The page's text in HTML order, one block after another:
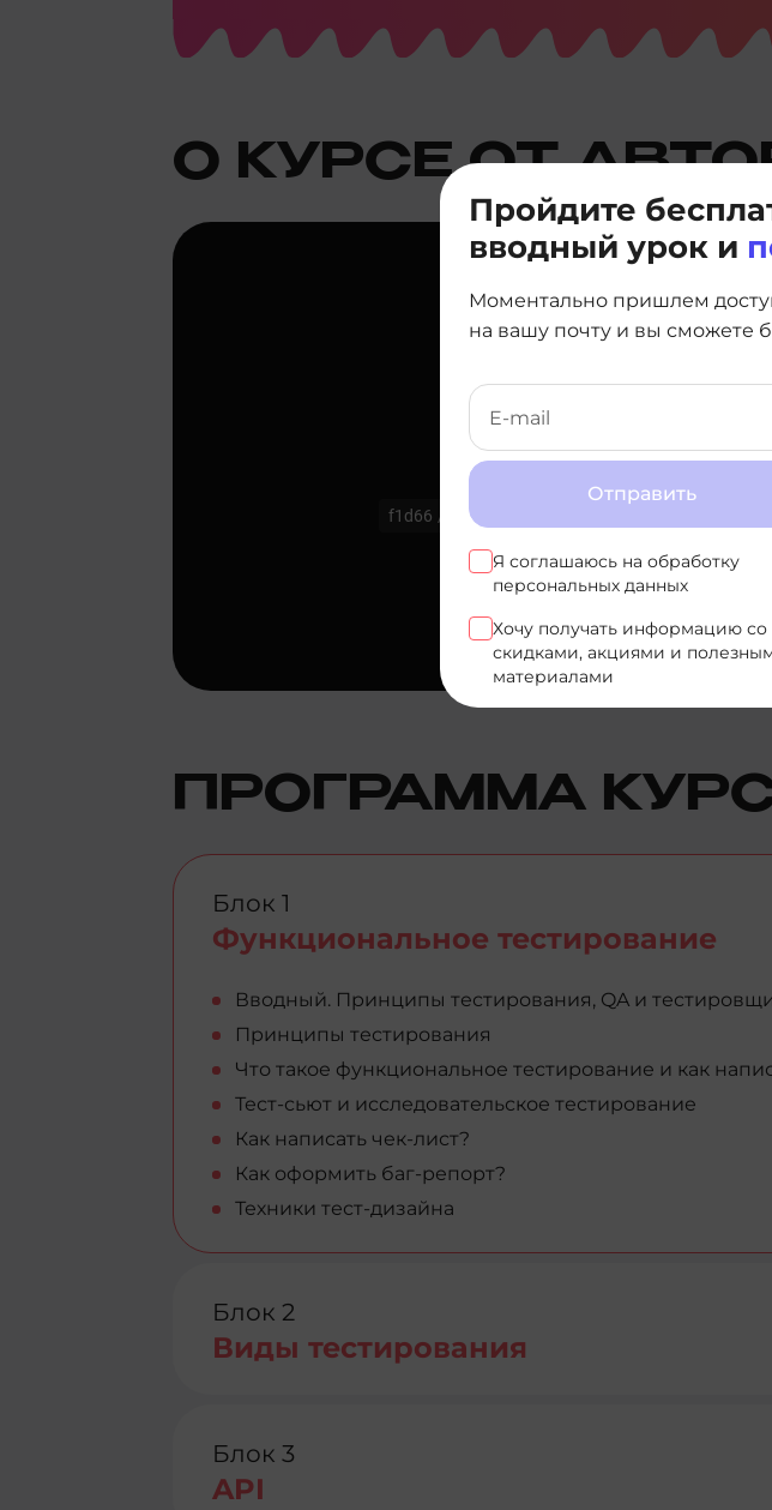
Пройдите
вводный урок и
Моментально пришлем
на вашу почту и вы сможете
Отправить
Я соглашаюсь на обработку
персональных данных
Хочу получать информацию со
скидками, акциями и
материалами
О КУРСЕ ОТ
ПРОГРАММА
Блок 1
Функциональное тестирование
Вводный. Принципы тестирования, QA и
Принципы тестирования
Что такое функциональное тестирование и как
Тест-сьют и исследовательское тестирование
Как написать чек-лист?
Как оформить баг-репорт?
Техники тест-дизайна
Блок 2
Виды тестирования
Блок 3
API